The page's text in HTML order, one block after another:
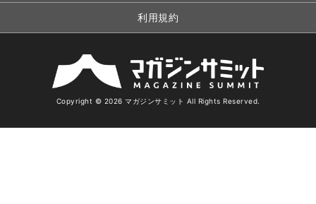
利用規約
Copyright © 2026 マガジンサミット All Rights Reserved.